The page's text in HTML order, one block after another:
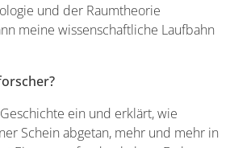
und der Raumtheorie
meine wissenschaftliche Laufbahn
ein und erklärt, wie
Schein abgetan, mehr und mehr in